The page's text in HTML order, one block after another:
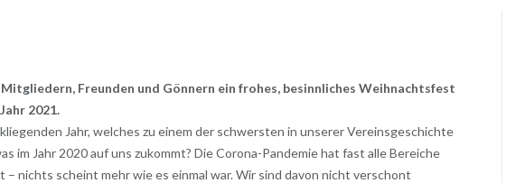
Freunden und Gönnern ein frohes, besinnliches Weihnachtsfest
2021.
Jahr, welches zu einem der schwersten in unserer Vereinsgeschichte
im Jahr 2020 auf uns zukommt? Die Corona-Pandemie hat fast alle Bereiche
nichts scheint mehr wie es einmal war. Wir sind davon nicht verschont